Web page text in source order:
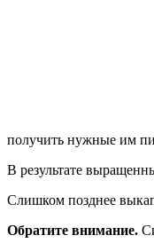
получить нужные им
В результате
Слишком позднее
Обратите внимание.